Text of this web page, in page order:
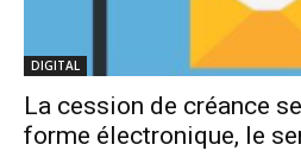
DIGITAL
La cession de créance
forme électronique, le